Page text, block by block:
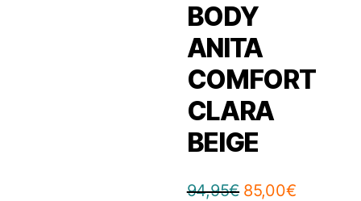
BODY
ANITA
COMFORT
CLARA
BEIGE
94,95€ El
85,00€El